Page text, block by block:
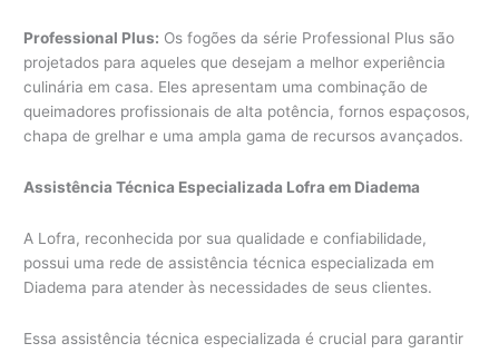
Professional Plus: Os fogões da série Professional Plus são
projetados para aqueles que desejam a melhor experiência
culinária em casa. Eles apresentam uma combinação de
queimadores profissionais de alta potência, fornos espaçosos,
chapa de grelhar e uma ampla gama de recursos avançados.
Assistência Técnica Especializada Lofra em Diadema
A Lofra, reconhecida por sua qualidade e confiabilidade,
possui uma rede de assistência técnica especializada em
Diadema para atender às necessidades de seus clientes.
Essa assistência técnica especializada é crucial para garantir